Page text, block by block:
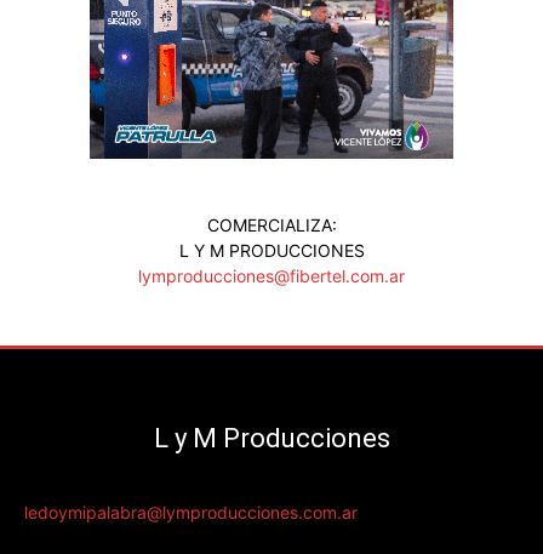
COMERCIALIZA:
L Y M PRODUCCIONES
lymproducciones@fibertel.com.ar
L y M Producciones
ledoymipalabra@lymproducciones.com.ar